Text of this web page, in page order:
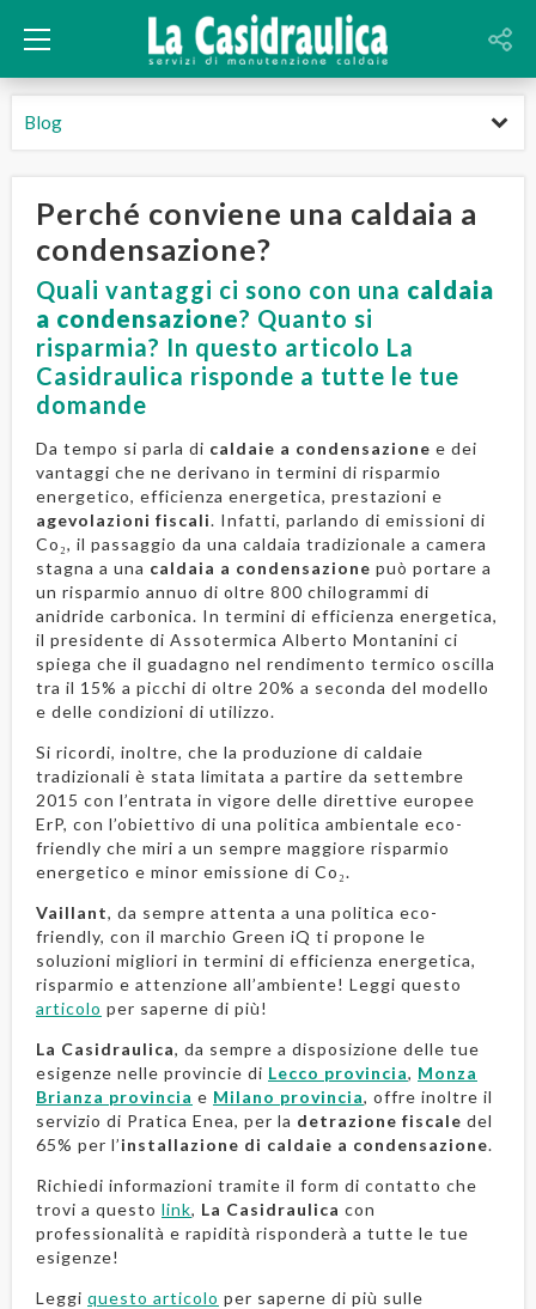
Blog
Perché conviene una caldaia a
condensazione?
Quali vantaggi ci sono con una caldaia
a condensazione? Quanto si
risparmia? In questo articolo La
Casidraulica risponde a tutte le tue
domande
Da tempo si parla di caldaie a condensazione e dei
vantaggi che ne derivano in termini di risparmio
energetico, efficienza energetica, prestazioni e
agevolazioni fiscali. Infatti, parlando di emissioni di
Co₂, il passaggio da una caldaia tradizionale a camera
stagna a una caldaia a condensazione può portare a
un risparmio annuo di oltre 800 chilogrammi di
anidride carbonica. In termini di efficienza energetica,
il presidente di Assotermica Alberto Montanini ci
spiega che il guadagno nel rendimento termico oscilla
tra il 15% a picchi di oltre 20% a seconda del modello
e delle condizioni di utilizzo.
Si ricordi, inoltre, che la produzione di caldaie
tradizionali è stata limitata a partire da settembre
2015 con l’entrata in vigore delle direttive europee
ErP, con l’obiettivo di una politica ambientale eco-
friendly che miri a un sempre maggiore risparmio
energetico e minor emissione di Co₂.
Vaillant, da sempre attenta a una politica eco-
friendly, con il marchio Green iQ ti propone le
soluzioni migliori in termini di efficienza energetica,
risparmio e attenzione all’ambiente! Leggi questo
articolo per saperne di più!
La Casidraulica, da sempre a disposizione delle tue
esigenze nelle provincie di Lecco provincia, Monza
Brianza provincia e Milano provincia, offre inoltre il
servizio di Pratica Enea, per la detrazione fiscale del
65% per l’installazione di caldaie a condensazione.
Richiedi informazioni tramite il form di contatto che
trovi a questo link, La Casidraulica con
professionalità e rapidità risponderà a tutte le tue
esigenze!
Leggi questo articolo per saperne di più sulle